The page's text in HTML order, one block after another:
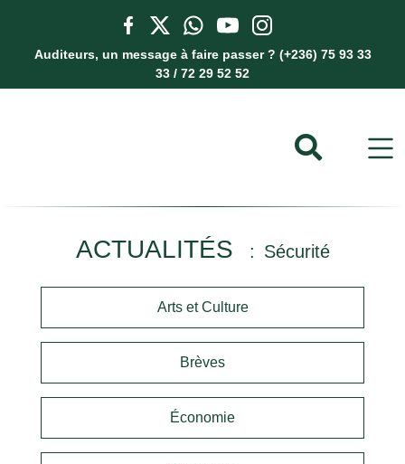
Auditeurs, un message à faire passer ? (+236) 75 93 33
33 / 72 29 52 52
ACTUALITÉS Sécurité
Arts et Culture
Brèves
Économie